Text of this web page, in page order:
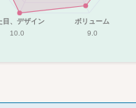
ボリューム
9.0
目、デザイン
10.0